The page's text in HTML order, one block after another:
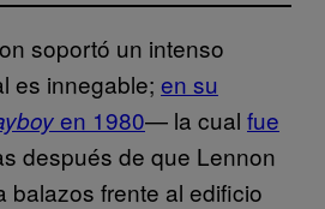
soportó un intenso
es innegable; en su
en 1980— la cual fue
después de que Lennon
balazos frente al edificio